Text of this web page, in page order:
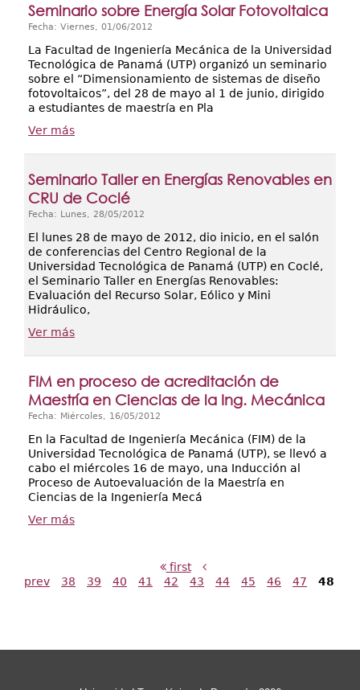
Seminario sobre Energía Solar Fotovoltaica
Fecha: Viernes, 01/06/2012
La Facultad de Ingeniería Mecánica de la Universidad
Tecnológica de Panamá (UTP) organizó un seminario
sobre el “Dimensionamiento de sistemas de diseño
fotovoltaicos”, del 28 de mayo al 1 de junio, dirigido
a estudiantes de maestría en Pla
Ver más
Seminario Taller en Energías Renovables en
CRU de Coclé
Fecha: Lunes, 28/05/2012
El lunes 28 de mayo de 2012, dio inicio, en el salón
de conferencias del Centro Regional de la
Universidad Tecnológica de Panamá (UTP) en Coclé,
el Seminario Taller en Energías Renovables:
Evaluación del Recurso Solar, Eólico y Mini
Hidráulico,
Ver más
FIM en proceso de acreditación de
Maestría en Ciencias de la Ing. Mecánica
Fecha: Miércoles, 16/05/2012
En la Facultad de Ingeniería Mecánica (FIM) de la
Universidad Tecnológica de Panamá (UTP), se llevó a
cabo el miércoles 16 de mayo, una Inducción al
Proceso de Autoevaluación de la Maestría en
Ciencias de la Ingeniería Mecá
Ver más
first
prev
38 39 40 41 42 43 44 45 46 47 48